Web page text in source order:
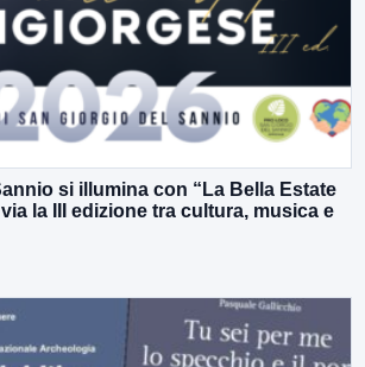
si illumina con “La Bella Estate
la III edizione tra cultura, musica e